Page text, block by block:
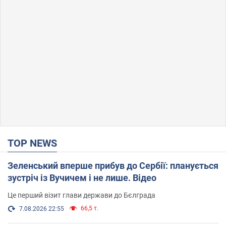
TOP NEWS
Зеленський вперше прибув до Сербії: планується
зустріч із Вучичем і не лише. Відео
Це перший візит глави держави до Бєлграда
7.08.2026 22:55 66,5 т.